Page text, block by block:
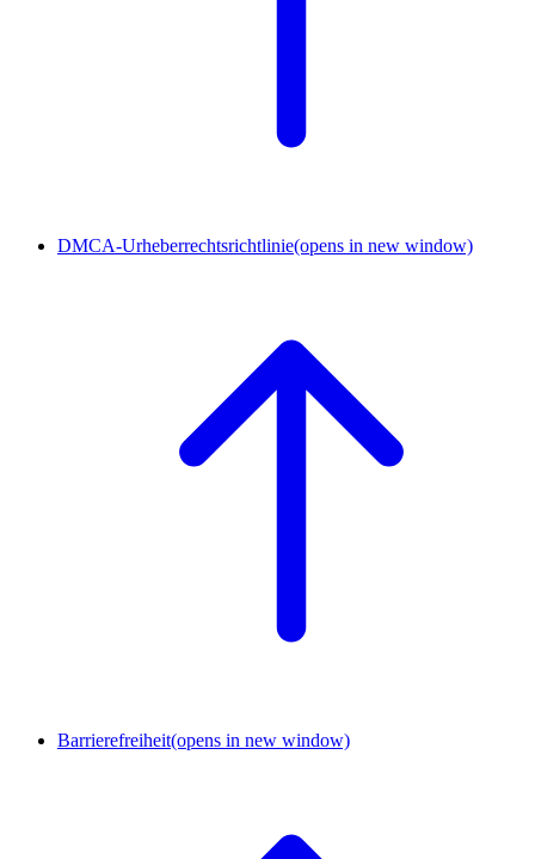
DMCA-Urheberrechtsrichtlinie(opens in new window)
Barrierefreiheit(opens in new window)